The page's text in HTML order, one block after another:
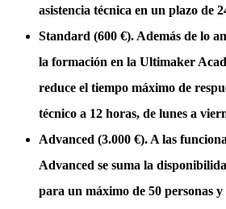
asistencia técnica en un plazo de
Standard (600 €). Además de lo
la formación en la Ultimaker
reduce el tiempo máximo de
técnico a 12 horas, de lunes a
Advanced (3.000 €). A las
Advanced se suma la
para un máximo de 50 personas